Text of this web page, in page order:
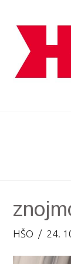
HŠO 24.